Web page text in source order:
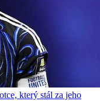
který stál za jeho